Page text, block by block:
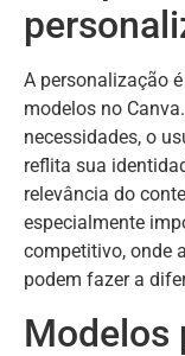
A personalização
modelos no
necessidades, o
reflita sua
relevância do
especialmente
competitivo, onde
podem fazer a
Modelos